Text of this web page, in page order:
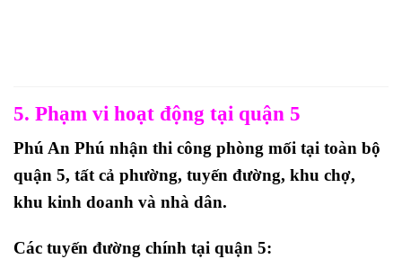
5. Phạm vi hoạt động tại quận 5
Phú An Phú nhận thi công phòng mối tại toàn bộ
quận 5, tất cả phường, tuyến đường, khu chợ,
khu kinh doanh và nhà dân.
Các tuyến đường chính tại quận 5: